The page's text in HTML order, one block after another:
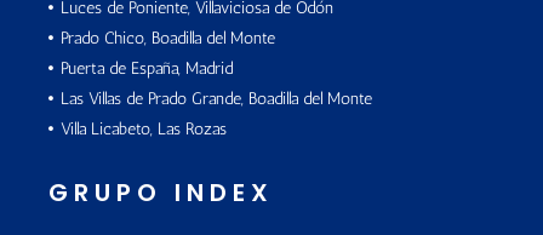
Luces de Poniente, Villaviciosa de Odón
Prado Chico, Boadilla del Monte
Puerta de España, Madrid
Las Villas de Prado Grande, Boadilla del Monte
Villa Licabeto, Las Rozas
GRUPO INDEX